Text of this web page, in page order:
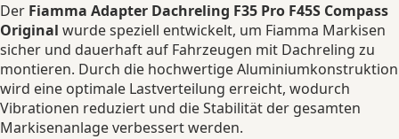
Der Fiamma Adapter Dachreling F35 Pro F45S Compass
Original wurde speziell entwickelt, um Fiamma Markisen
sicher und dauerhaft auf Fahrzeugen mit Dachreling zu
montieren. Durch die hochwertige Aluminiumkonstruktion
wird eine optimale Lastverteilung erreicht, wodurch
Vibrationen reduziert und die Stabilität der gesamten
Markisenanlage verbessert werden.